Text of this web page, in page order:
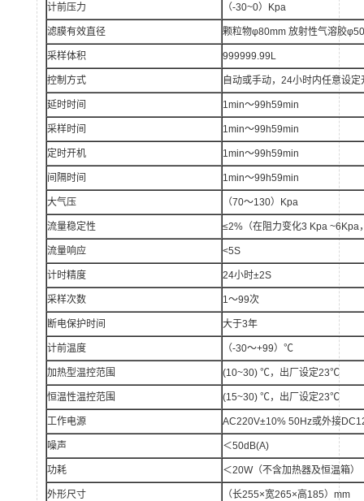
计前压力 （-30~0）Kpa
滤膜有效直径 颗粒物φ80mm 放射性气溶胶
采样体积 999999.99L
控制方式 自动或手动，24小时内任意设定
延时时间 1min～99h59min
采样时间 1min～99h59min
定时开机 1min～99h59min
间隔时间 1min～99h59min
大气压 （70～130）Kpa
流量稳定性 ≤2%（在阻力变化3 Kpa ~6Kpa
流量响应 <5S
计时精度 24小时±2S
采样次数 1～99次
断电保护时间 大于3年
计前温度 （-30～+99）℃
加热型温控范围 (10~30) ℃，出厂设定23℃
恒温性温控范围 (15~30) ℃，出厂设定23℃
工作电源 AC220V±10% 50Hz或外接
噪声 ＜50dB(A)
功耗 ＜20W（不含加热器及恒温箱）
外形尺寸 （长255×宽265×高185）mm